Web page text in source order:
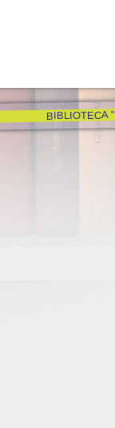
BIBLIOTECA